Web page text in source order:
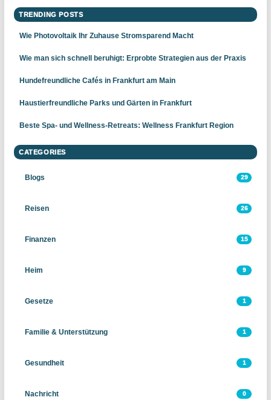
TRENDING POSTS
Wie Photovoltaik Ihr Zuhause Stromsparend Macht
Wie man sich schnell beruhigt: Erprobte Strategien aus der Praxis
Hundefreundliche Cafés in Frankfurt am Main
Haustierfreundliche Parks und Gärten in Frankfurt
Beste Spa- und Wellness-Retreats: Wellness Frankfurt Region
CATEGORIES
Blogs 29
Reisen 26
Finanzen 15
Heim 9
Gesetze 1
Familie & Unterstützung 1
Gesundheit 1
Nachricht 0